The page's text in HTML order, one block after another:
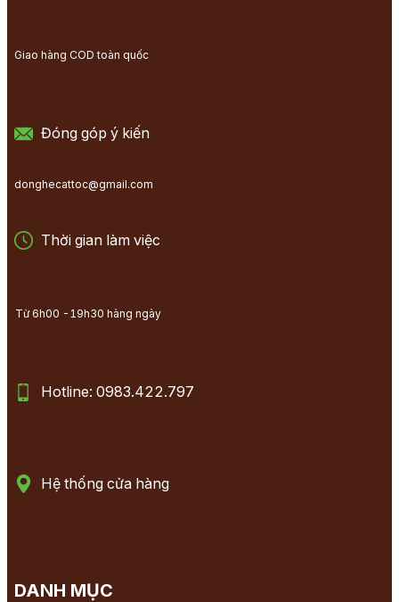
Giao hàng COD toàn quốc
Đóng góp ý kiến
donghecattoc@gmail.com
Thời gian làm việc
Từ 6h00 -19h30 hàng ngày
Hotline: 0983.422.797
Hệ thống cửa hàng
DANH MỤC